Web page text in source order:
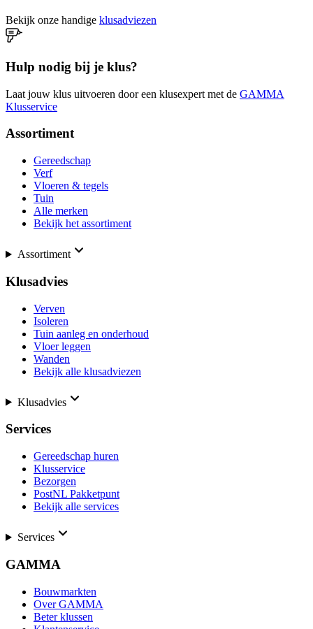
Bekijk onze handige klusadviezen
Hulp nodig bij je klus?
Laat jouw klus uitvoeren door een klusexpert met de GAMMA
Klusservice
Assortiment
Gereedschap
Verf
Vloeren & tegels
Tuin
Alle merken
Bekijk het assortiment
Assortiment
Klusadvies
Verven
Isoleren
Tuin aanleg en onderhoud
Vloer leggen
Wanden
Bekijk alle klusadviezen
Klusadvies
Services
Gereedschap huren
Klusservice
Bezorgen
PostNL Pakketpunt
Bekijk alle services
Services
GAMMA
Bouwmarkten
Over GAMMA
Beter klussen